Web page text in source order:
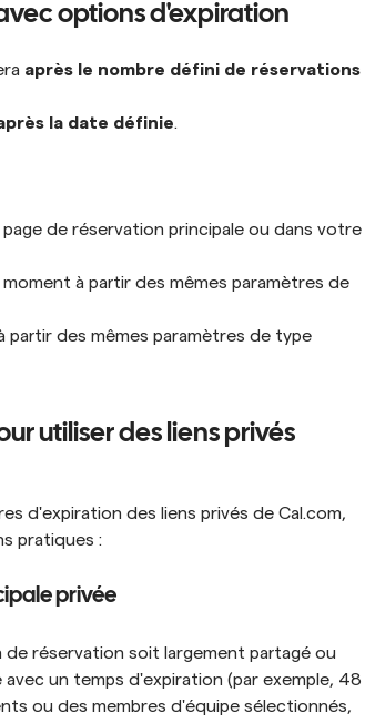
options d'expiration
après le nombre défini de réservations
la date définie.
de réservation principale ou dans votre
à partir des mêmes paramètres de
partir des mêmes paramètres de type
utiliser des liens privés
d'expiration des liens privés de Cal.com,
pratiques :
privée
de réservation soit largement partagé ou
un temps d'expiration (par exemple, 48
ou des membres d'équipe sélectionnés,